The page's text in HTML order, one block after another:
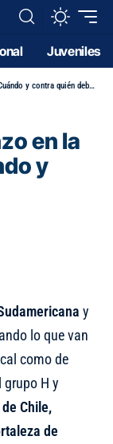
Juveniles
y contra quién debuta?
en la
y
y
lo que van
como de
grupo H y
Chile,
de